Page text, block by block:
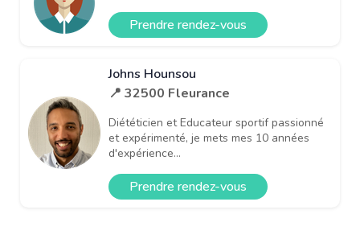
Prendre rendez-vous
Johns Hounsou
📍 32500 Fleurance
Diététicien et Educateur sportif passionné
et expérimenté, je mets mes 10 années
d'expérience...
Prendre rendez-vous